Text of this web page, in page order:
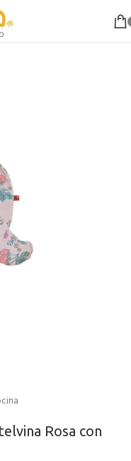
Rosa con